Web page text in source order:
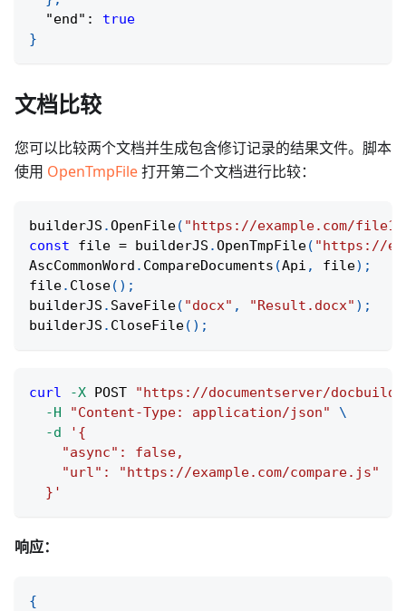
"end" :
true
}
文档比较
您可以比较两个文档并生成包含修订记录的结果文件。脚本
使用 OpenTmpFile打开第二个文档进行比较：
builderJS .OpenFile( "https://example.com/
const file = builderJS .OpenTmpFile( "https://
AscCommonWord . CompareDocuments (Api , file) ;
file. Close( ) ;
builderJS . SaveFile( "docx" , "Result.docx" ) ;
builderJS . CloseFile( ) ;
curl -X POST
"https://documentserver/
-H
"Content-Type: application/json"
\
-d
'{
    "async": false,
    "url": "https://example.com/compare.js"
  }'
响应：
{